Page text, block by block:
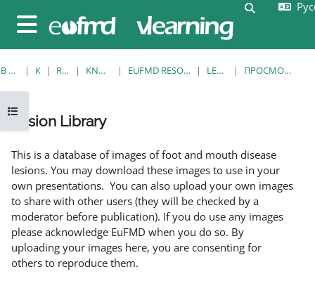
Боковая панель
Изменить
Открыть оглавление курса
В НАЧАЛО RESOURCES KNOWLEDGE BANK EUFMD RESOURCES: CLINICAL DIAGNOSIS LESION LIBRARY ПРОСМОТР ПО ОДНОЙ ЗАПИСИ
Lesion Library
This is a database of images of foot and mouth disease
lesions. You may download these images to use in your
own presentations. You can also upload your own images
to share with other users (they will be checked by a
moderator before publication). If you do use any images
please acknowledge EuFMD when you do so. By
uploading your images here, you are consenting for
others to reproduce them.